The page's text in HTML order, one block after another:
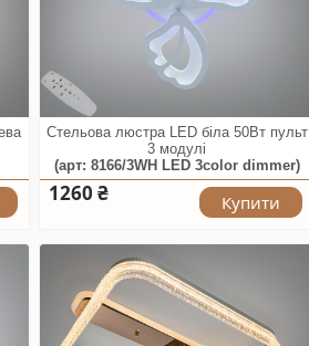
Стельова люстра LED біла 50Вт пульт
3 модулі
(арт: 8166/3WH LED 3color dimmer)
1260 ₴ Купити